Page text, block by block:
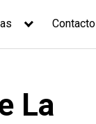
Contacto
La